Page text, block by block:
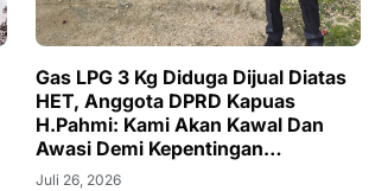
Gas LPG 3 Kg Diduga Dijual Diatas
HET, Anggota DPRD Kapuas
H.Pahmi: Kami Akan Kawal Dan
Awasi Demi Kepentingan
Masyarakat
Juli 26, 2026